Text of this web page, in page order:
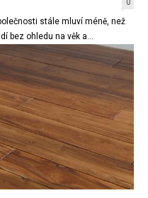
stále mluví méně, než
bez ohledu na věk a...